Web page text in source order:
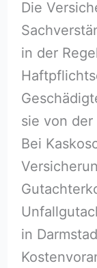
Die
in der
sie von der
Bei
in